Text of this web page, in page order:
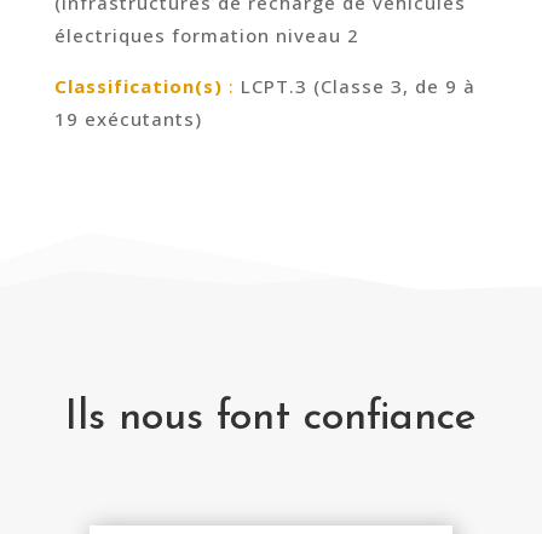
électriques formation niveau 2
Classification(s) : LCPT.3 (Classe 3, de 9 à
19 exécutants)
Ils nous font confiance